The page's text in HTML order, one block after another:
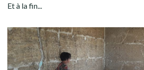
Et à la fin...